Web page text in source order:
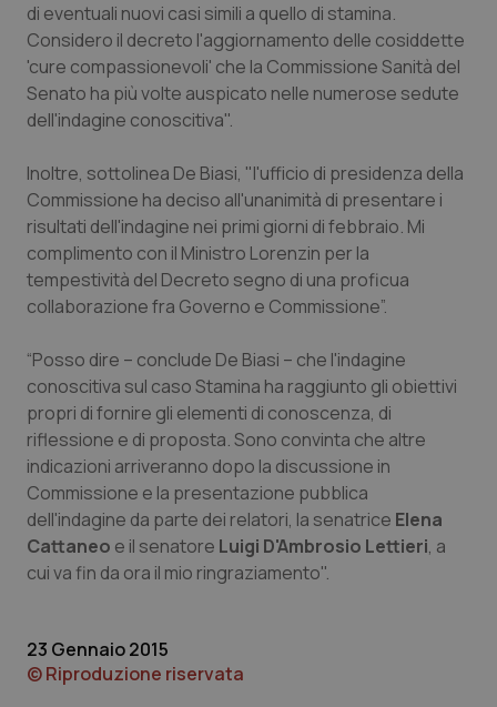
Liguria
Lombardia
Marche
Molise
Piemonte
Provincia Autonoma di Bolzano
Provincia Autonoma di Trento
Puglia
Sardegna
Sicilia
Umbria
Disturbi dell’umore
Dolore
Donna & Salute
Epatiti
HIV
Infezioni & Febbre
Ipertensione & Scompenso
Malattie rare
Malattia di Crohn & Rettocolite Ulcerosa
Neuroscienze & patologie neurodegenerative
Oftalmologia
di eventuali nuovi casi simili a quello di stamina.
Considero il decreto l'aggiornamento delle cosiddette
'cure compassionevoli' che la Commissione Sanità del
Senato ha più volte auspicato nelle numerose sedute
dell'indagine conoscitiva".
Inoltre, sottolinea De Biasi, "l'ufficio di presidenza della
Commissione ha deciso all'unanimità di presentare i
risultati dell'indagine nei primi giorni di febbraio. Mi
complimento con il Ministro Lorenzin per la
tempestività del Decreto segno di una proficua
collaborazione fra Governo e Commissione”.
“Posso dire – conclude De Biasi – che l'indagine
conoscitiva sul caso Stamina ha raggiunto gli obiettivi
propri di fornire gli elementi di conoscenza, di
riflessione e di proposta. Sono convinta che altre
indicazioni arriveranno dopo la discussione in
Commissione e la presentazione pubblica
dell'indagine da parte dei relatori, la senatrice Elena
Cattaneo e il senatore Luigi D'Ambrosio Lettieri, a
cui va fin da ora il mio ringraziamento".
23 Gennaio 2015
© Riproduzione riservata